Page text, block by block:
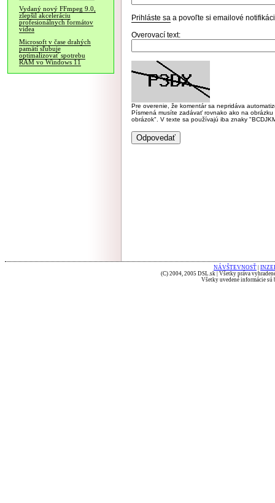
Vydaný nový FFmpeg 9.0,
zlepšil akceleráciu
profesionálnych formátov
videa
Microsoft v čase drahých
pamätí sľubuje
optimalizovať spotrebu
RAM vo Windows 11
Prihláste sa a povoľte si emailové
Overovací text:
Pre overenie, že komentár sa nepridáva
Písmená musíte zadávať rovnako ako na
obrázok". V texte sa používajú iba znaky
NÁVŠTEVNOSŤ
(C) 2004, 2005 DSL.sk | Všetky práva
Všetky uvedené informácie sú